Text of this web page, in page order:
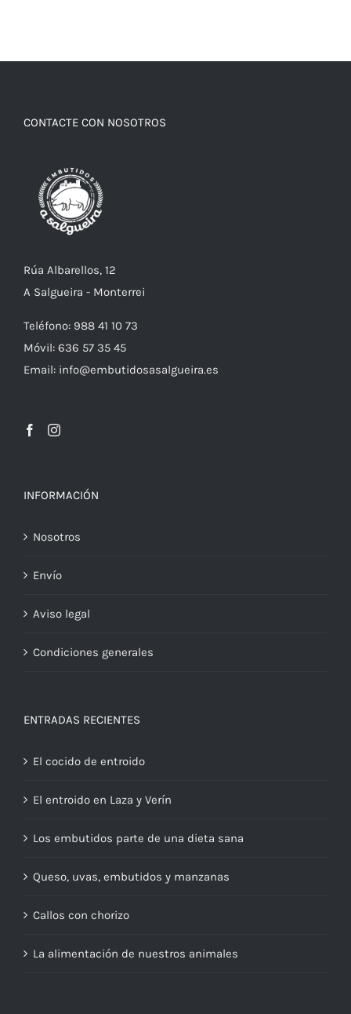
CONTACTE CON NOSOTROS
Rúa Albarellos, 12
A Salgueira - Monterrei
Teléfono: 988 41 10 73
Móvil: 636 57 35 45
Email: info@embutidosasalgueira.es
INFORMACIÓN
Nosotros
Envío
Aviso legal
Condiciones generales
ENTRADAS RECIENTES
El cocido de entroido
El entroido en Laza y Verín
Los embutidos parte de una dieta sana
Queso, uvas, embutidos y manzanas
Callos con chorizo
La alimentación de nuestros animales